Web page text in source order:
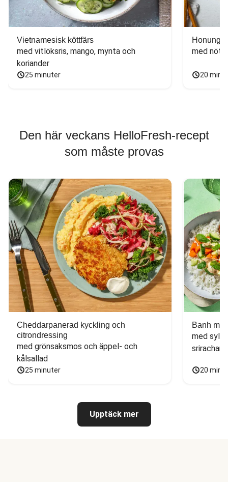
Vietnamesisk köttfärs
med vitlöksris, mango, mynta och
koriander
25 minuter
med
20
Den här veckans HelloFresh-recept
som måste provas
Cheddarpanerad kyckling och
citrondressing
med grönsaksmos och äppel- och
kålsallad
25 minuter
Banh mi-
med
20
Upptäck mer